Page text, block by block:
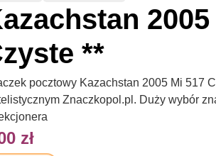
**
pocztowy Kazachstan 2005 Mi 517
Znaczkopol.pl. Duży wybór
zł